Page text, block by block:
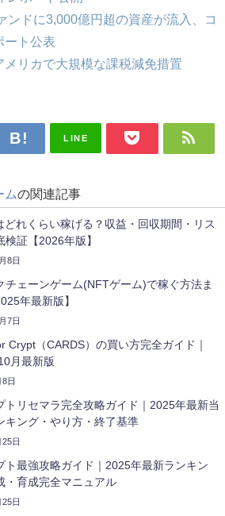
ンドに3,000億円超の資産が流入、コ
ート公表
リカで大規模な課税減免措置
LINE
ムの関連記事
どれくらい稼げる？収益・回収期間・リス
検証【2026年版】
8日
チェーンゲーム(NFTゲーム)で稼ぐ方法ま
年最新版】
7日
Crypt（CARDS）の買い方完全ガイド｜
月最新版
日
トリセマラ完全攻略ガイド｜2025年最新当
キング・やり方・終了基準
日
ト最強攻略ガイド｜2025年最新ランキン
・育成完全マニュアル
日